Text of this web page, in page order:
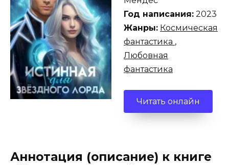
Год написания: 2023
Жанры: Космическая
фантастика ,
Любовная
фантастика
Читать онлайн
Аннотация (описание) к книге